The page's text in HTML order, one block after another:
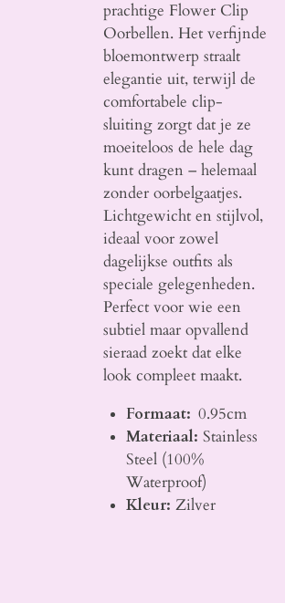
prachtige Flower Clip
Oorbellen. Het verfijnde
bloemontwerp straalt
elegantie uit, terwijl de
comfortabele clip-
sluiting zorgt dat je ze
moeiteloos de hele dag
kunt dragen – helemaal
zonder oorbelgaatjes.
Lichtgewicht en stijlvol,
ideaal voor zowel
dagelijkse outfits als
speciale gelegenheden.
Perfect voor wie een
subtiel maar opvallend
sieraad zoekt dat elke
look compleet maakt.
Formaat: 0.95cm
Materiaal: Stainless
Steel (100%
Waterproof)
Kleur: Zilver